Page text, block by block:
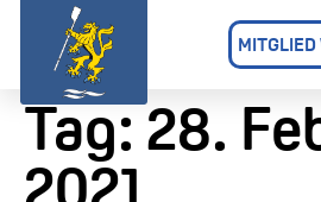
MITGLIED
Tag:28.